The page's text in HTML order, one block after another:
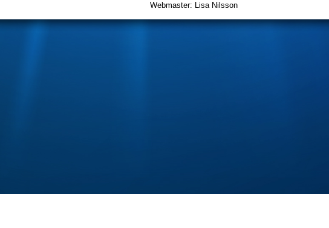
Webmaster: Lisa Nilsson